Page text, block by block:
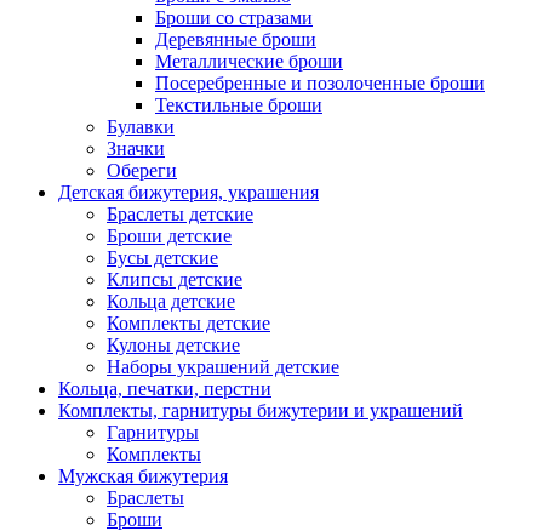
Броши со стразами
Деревянные броши
Металлические броши
Посеребренные и позолоченные броши
Текстильные броши
Булавки
Значки
Обереги
Детская бижутерия, украшения
Браслеты детские
Броши детские
Бусы детские
Клипсы детские
Кольца детские
Комплекты детские
Кулоны детские
Наборы украшений детские
Кольца, печатки, перстни
Комплекты, гарнитуры бижутерии и украшений
Гарнитуры
Комплекты
Мужская бижутерия
Браслеты
Броши